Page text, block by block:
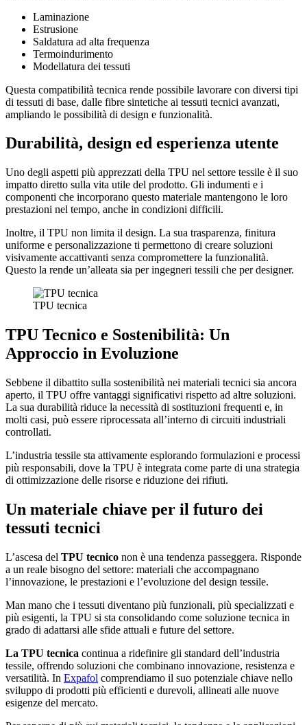
Laminazione
Estrusione
Saldatura ad alta frequenza
Termoindurimento
Modellatura dei tessuti
Questa compatibilità tecnica rende possibile lavorare con diversi tipi
di tessuti di base, dalle fibre sintetiche ai tessuti tecnici avanzati,
ampliando le possibilità di design e funzionalità.
Durabilità, design ed esperienza utente
Uno degli aspetti più apprezzati della TPU nel settore tessile è il suo
impatto diretto sulla vita utile del prodotto. Gli indumenti e i
componenti che incorporano questo materiale mantengono le loro
prestazioni nel tempo, anche in condizioni difficili.
Inoltre, il TPU non limita il design. La sua trasparenza, finitura
uniforme e personalizzazione ti permettono di creare soluzioni
visivamente accattivanti senza compromettere la funzionalità.
Questo la rende un’alleata sia per ingegneri tessili che per designer.
TPU tecnica
TPU Tecnico e Sostenibilità: Un
Approccio in Evoluzione
Sebbene il dibattito sulla sostenibilità nei materiali tecnici sia ancora
aperto, il TPU offre vantaggi significativi rispetto ad altre soluzioni.
La sua durabilità riduce la necessità di sostituzioni frequenti e, in
molti casi, può essere riprocessata all’interno di circuiti industriali
controllati.
L’industria tessile sta attivamente esplorando formulazioni e processi
più responsabili, dove la TPU è integrata come parte di una strategia
di ottimizzazione delle risorse e riduzione dei rifiuti.
Un materiale chiave per il futuro dei
tessuti tecnici
L’ascesa del TPU tecnico non è una tendenza passeggera. Risponde
a un reale bisogno del settore: materiali che accompagnano
l’innovazione, le prestazioni e l’evoluzione del design tessile.
Man mano che i tessuti diventano più funzionali, più specializzati e
più esigenti, la TPU si sta consolidando come soluzione tecnica in
grado di adattarsi alle sfide attuali e future del settore.
La TPU tecnica continua a ridefinire gli standard dell’industria
tessile, offrendo soluzioni che combinano innovazione, resistenza e
versatilità. In Expafol comprendiamo il suo potenziale chiave nello
sviluppo di prodotti più efficienti e durevoli, allineati alle nuove
esigenze del mercato.